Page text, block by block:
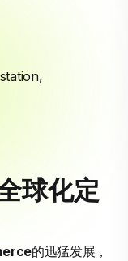
,
球化定
的迅猛发展，